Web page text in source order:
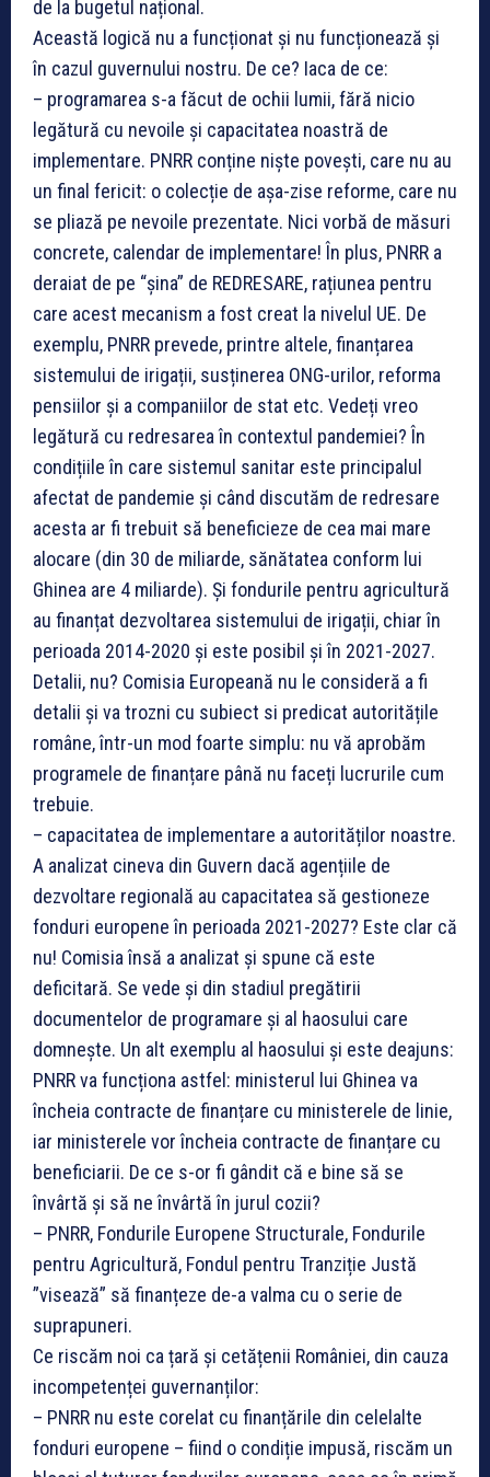
de la bugetul național.
Această logică nu a funcționat și nu funcționează și
în cazul guvernului nostru. De ce? Iaca de ce:
– programarea s-a făcut de ochii lumii, fără nicio
legătură cu nevoile și capacitatea noastră de
implementare. PNRR conține niște povești, care nu au
un final fericit: o colecție de așa-zise reforme, care nu
se pliază pe nevoile prezentate. Nici vorbă de măsuri
concrete, calendar de implementare! În plus, PNRR a
deraiat de pe “șina” de REDRESARE, rațiunea pentru
care acest mecanism a fost creat la nivelul UE. De
exemplu, PNRR prevede, printre altele, finanțarea
sistemului de irigații, susținerea ONG-urilor, reforma
pensiilor și a companiilor de stat etc. Vedeți vreo
legătură cu redresarea în contextul pandemiei? În
condițiile în care sistemul sanitar este principalul
afectat de pandemie și când discutăm de redresare
acesta ar fi trebuit să beneficieze de cea mai mare
alocare (din 30 de miliarde, sănătatea conform lui
Ghinea are 4 miliarde). Și fondurile pentru agricultură
au finanțat dezvoltarea sistemului de irigații, chiar în
perioada 2014-2020 și este posibil și în 2021-2027.
Detalii, nu? Comisia Europeană nu le consideră a fi
detalii și va trozni cu subiect si predicat autoritățile
române, într-un mod foarte simplu: nu vă aprobăm
programele de finanțare până nu faceți lucrurile cum
trebuie.
– capacitatea de implementare a autorităților noastre.
A analizat cineva din Guvern dacă agențiile de
dezvoltare regională au capacitatea să gestioneze
fonduri europene în perioada 2021-2027? Este clar că
nu! Comisia însă a analizat și spune că este
deficitară. Se vede și din stadiul pregătirii
documentelor de programare și al haosului care
domnește. Un alt exemplu al haosului și este deajuns:
PNRR va funcționa astfel: ministerul lui Ghinea va
încheia contracte de finanțare cu ministerele de linie,
iar ministerele vor încheia contracte de finanțare cu
beneficiarii. De ce s-or fi gândit că e bine să se
învârtă și să ne învârtă în jurul cozii?
– PNRR, Fondurile Europene Structurale, Fondurile
pentru Agricultură, Fondul pentru Tranziție Justă
”visează” să finanțeze de-a valma cu o serie de
suprapuneri.
Ce riscăm noi ca țară și cetățenii României, din cauza
incompetenței guvernanților:
– PNRR nu este corelat cu finanțările din celelalte
fonduri europene – fiind o condiție impusă, riscăm un